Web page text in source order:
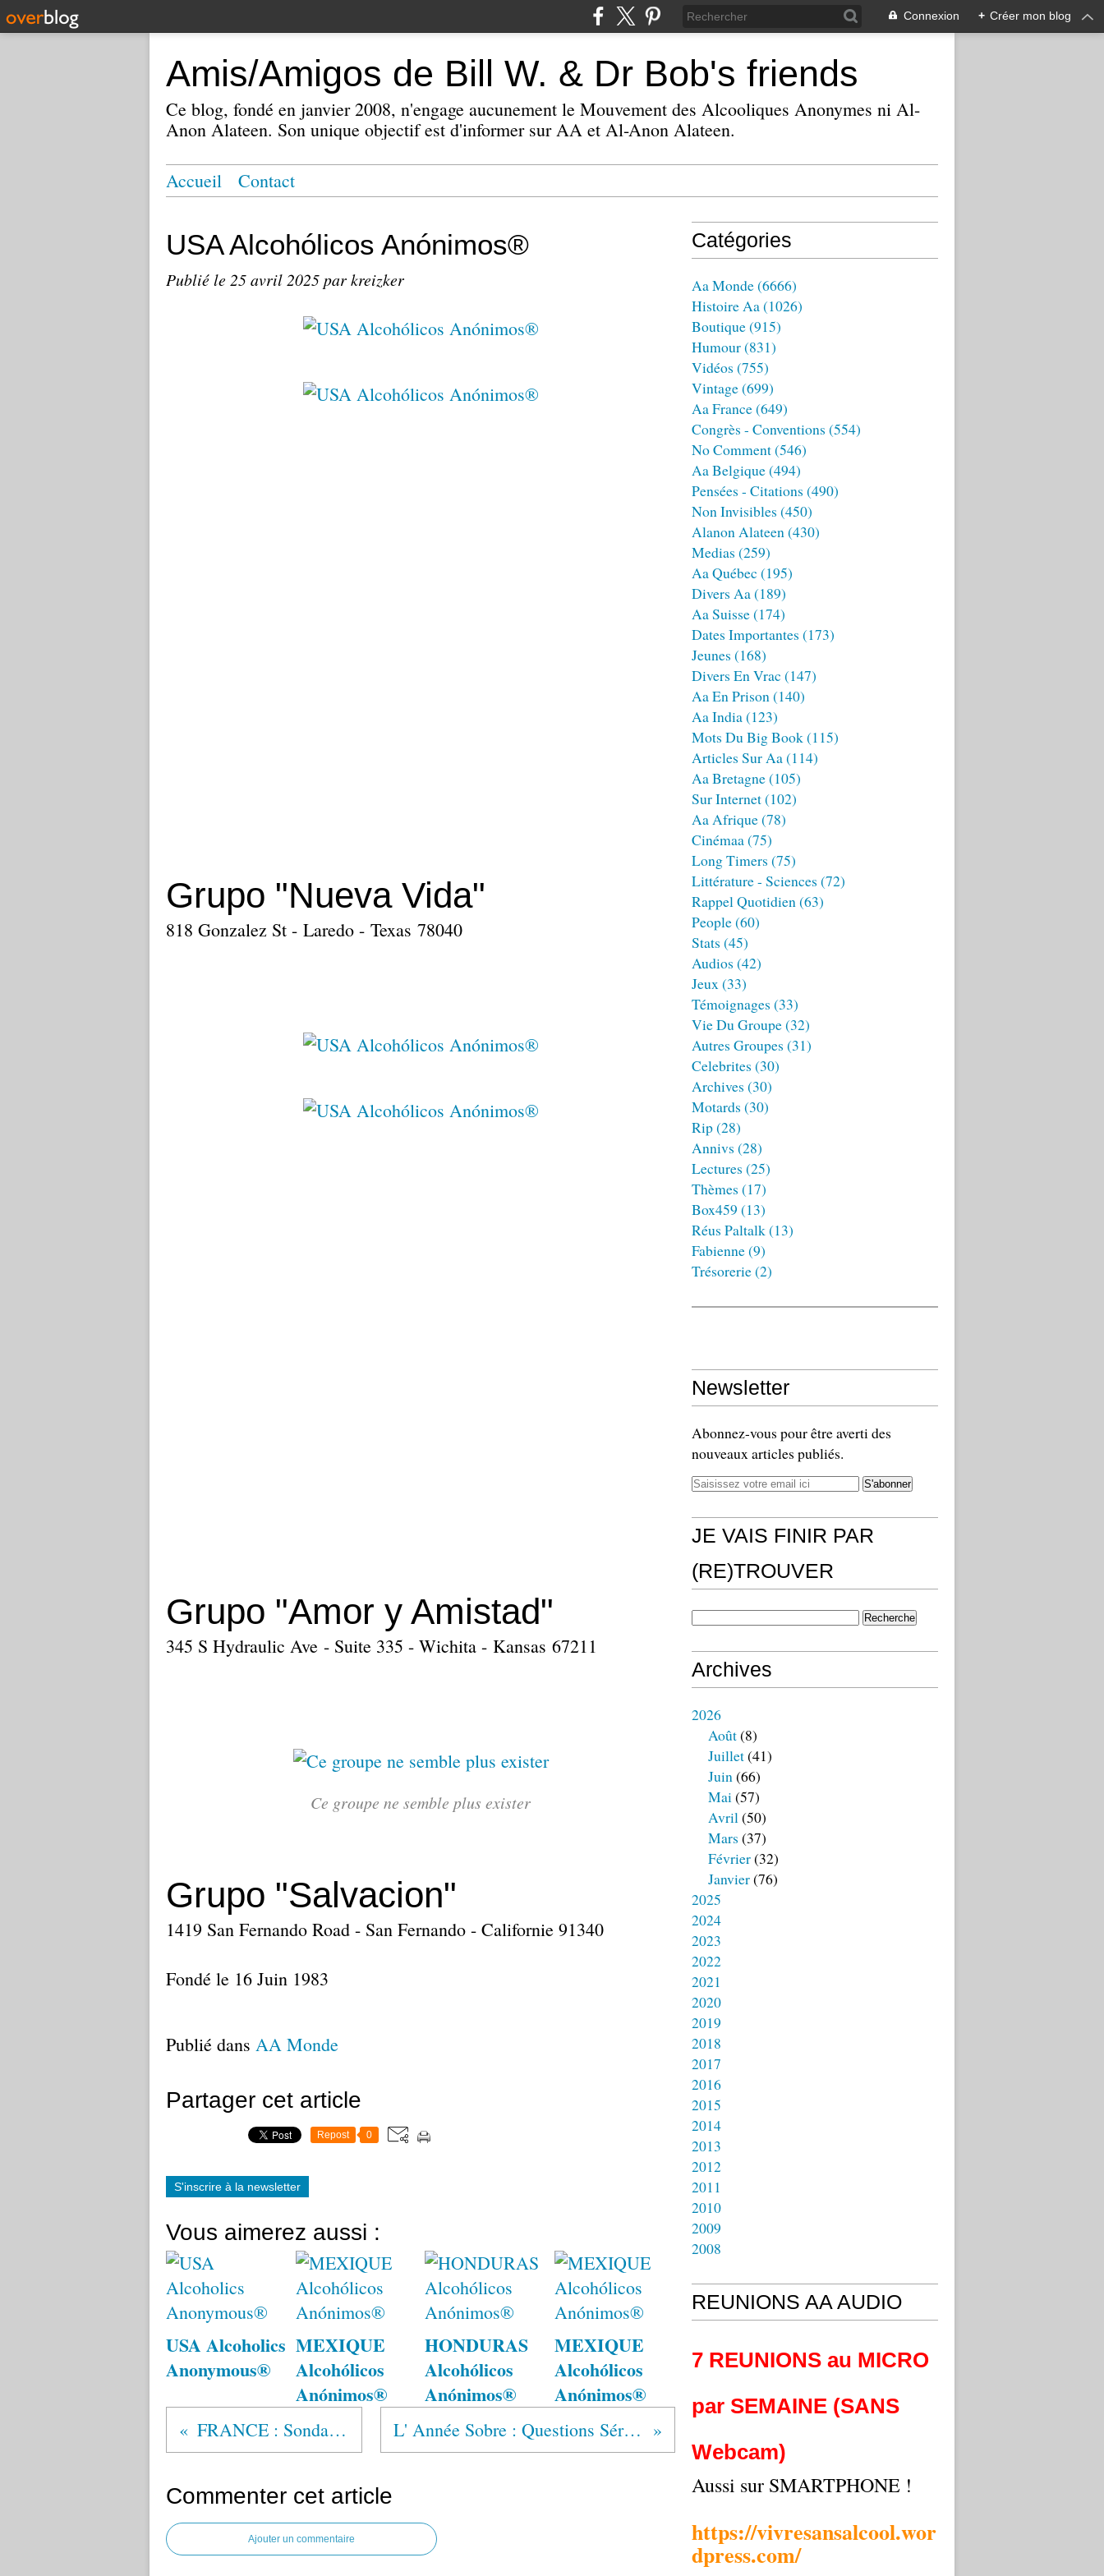
Connexion + Créer mon blog
Amis/Amigos de Bill W. & Dr Bob's friends
Ce blog, fondé en janvier 2008, n'engage aucunement le Mouvement des Alcooliques Anonymes ni Al-
Anon Alateen. Son unique objectif est d'informer sur AA et Al-Anon Alateen.
Accueil Contact
USA Alcohólicos Anónimos®
Publié le 25 avril 2025par kreizker
Grupo "Nueva Vida"
818 Gonzalez St - Laredo - Texas 78040
Grupo "Amor y Amistad"
345 S Hydraulic Ave - Suite 335 - Wichita - Kansas 67211
Ce groupe ne semble plus exister
Grupo "Salvacion"
1419 San Fernando Road - San Fernando - Californie 91340
Fondé le 16 Juin 1983
Publié dans AA Monde
Partager cet article
Repost 0
S'inscrire à la newsletter
Vous aimerez aussi :
USA Alcoholics
Anonymous®
MEXIQUE
Alcohólicos
Anónimos®
HONDURAS
Alcohólicos
Anónimos®
MEXIQUE
Alcohólicos
Anónimos®
FRANCE : Sondage sur les membres AA L' Année Sobre : Questions Sérieuses avec Alcooliques Anonymes
Commenter cet article
Ajouter un commentaire
Catégories
Aa Monde(6666)
Histoire Aa(1026)
Boutique(915)
Humour(831)
Vidéos (755)
Vintage(699)
Aa France(649)
Congrès - Conventions (554)
No Comment(546)
Aa Belgique(494)
Pensées - Citations (490)
Non Invisibles (450)
Alanon Alateen(430)
Medias (259)
Aa Québec (195)
Divers Aa(189)
Aa Suisse(174)
Dates Importantes (173)
Jeunes (168)
Divers En Vrac (147)
Aa En Prison(140)
Aa India(123)
Mots Du Big Book(115)
Articles Sur Aa(114)
Aa Bretagne(105)
Sur Internet(102)
Aa Afrique(78)
Cinémaa(75)
Long Timers (75)
Littérature - Sciences (72)
Rappel Quotidien(63)
People(60)
Stats (45)
Audios (42)
Jeux(33)
Témoignages (33)
Vie Du Groupe(32)
Autres Groupes (31)
Celebrites (30)
Archives (30)
Motards (30)
Rip(28)
Annivs (28)
Lectures (25)
Thèmes (17)
Box459 (13)
Réus Paltalk(13)
Fabienne(9)
Trésorerie(2)
Newsletter
Abonnez-vous pour être averti des
nouveaux articles publiés.
JE VAIS FINIR PAR
(RE)TROUVER
Archives
2026
Août(8)
Juillet(41)
Juin(66)
Mai(57)
Avril(50)
Mars (37)
Février(32)
Janvier(76)
2025
2024
2023
2022
2021
2020
2019
2018
2017
2016
2015
2014
2013
2012
2011
2010
2009
2008
REUNIONS AA AUDIO
7 REUNIONS au MICRO
par SEMAINE (SANS
Webcam)
Aussi sur SMARTPHONE !
https://vivresansalcool.wor
dpress.com/